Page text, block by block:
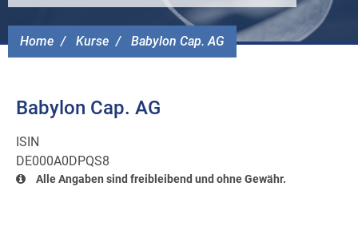
Home Kurse Babylon Cap. AG
Babylon Cap. AG
ISIN
DE000A0DPQS8
Alle Angaben sind freibleibend und ohne Gewähr.